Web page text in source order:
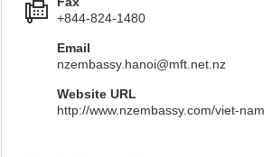
+844-824-1480
Email
nzembassy.hanoi@mft.net.nz
Website URL
http://www.nzembassy.com/viet-nam